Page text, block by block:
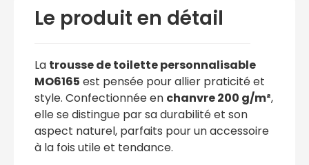
Le produit en détail
La trousse de toilette personnalisable
MO6165 est pensée pour allier praticité et
style. Confectionnée en chanvre 200 g/m²,
elle se distingue par sa durabilité et son
aspect naturel, parfaits pour un accessoire
à la fois utile et tendance.